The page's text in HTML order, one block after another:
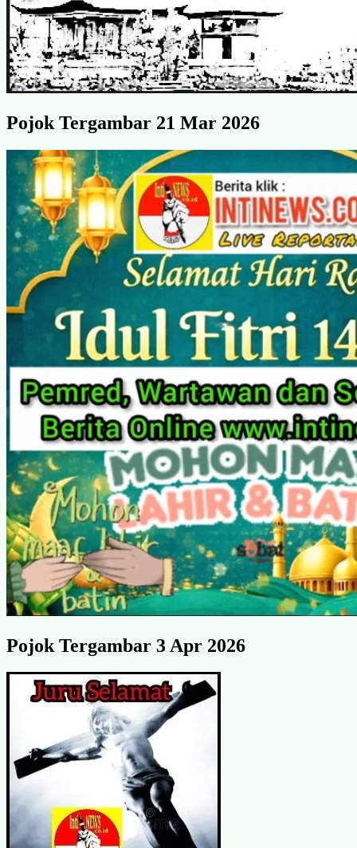
Pojok Tergambar 21 Mar 2026
Pojok Tergambar 3 Apr 2026